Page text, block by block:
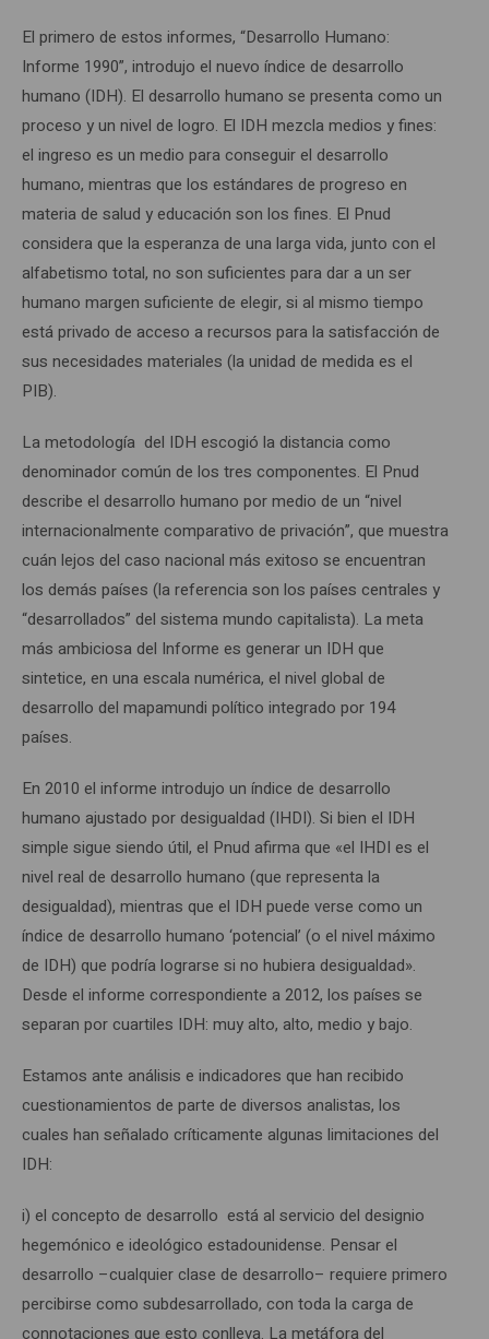
El primero de estos informes, “Desarrollo Humano:
Informe 1990”, introdujo el nuevo índice de desarrollo
humano (IDH). El desarrollo humano se presenta como un
proceso y un nivel de logro. El IDH mezcla medios y fines:
el ingreso es un medio para conseguir el desarrollo
humano, mientras que los estándares de progreso en
materia de salud y educación son los fines. El Pnud
considera que la esperanza de una larga vida, junto con el
alfabetismo total, no son suficientes para dar a un ser
humano margen suficiente de elegir, si al mismo tiempo
está privado de acceso a recursos para la satisfacción de
sus necesidades materiales (la unidad de medida es el
PIB).
La metodología del IDH escogió la distancia como
denominador común de los tres componentes. El Pnud
describe el desarrollo humano por medio de un “nivel
internacionalmente comparativo de privación”, que muestra
cuán lejos del caso nacional más exitoso se encuentran
los demás países (la referencia son los países centrales y
“desarrollados” del sistema mundo capitalista). La meta
más ambiciosa del Informe es generar un IDH que
sintetice, en una escala numérica, el nivel global de
desarrollo del mapamundi político integrado por 194
países.
En 2010 el informe introdujo un índice de desarrollo
humano ajustado por desigualdad (IHDI). Si bien el IDH
simple sigue siendo útil, el Pnud afirma que «el IHDI es el
nivel real de desarrollo humano (que representa la
desigualdad), mientras que el IDH puede verse como un
índice de desarrollo humano ‘potencial’ (o el nivel máximo
de IDH) que podría lograrse si no hubiera desigualdad».
Desde el informe correspondiente a 2012, los países se
separan por cuartiles IDH: muy alto, alto, medio y bajo.
Estamos ante análisis e indicadores que han recibido
cuestionamientos de parte de diversos analistas, los
cuales han señalado críticamente algunas limitaciones del
IDH:
i) el concepto de desarrollo está al servicio del designio
hegemónico e ideológico estadounidense. Pensar el
desarrollo –cualquier clase de desarrollo– requiere primero
percibirse como subdesarrollado, con toda la carga de
connotaciones que esto conlleva. La metáfora del